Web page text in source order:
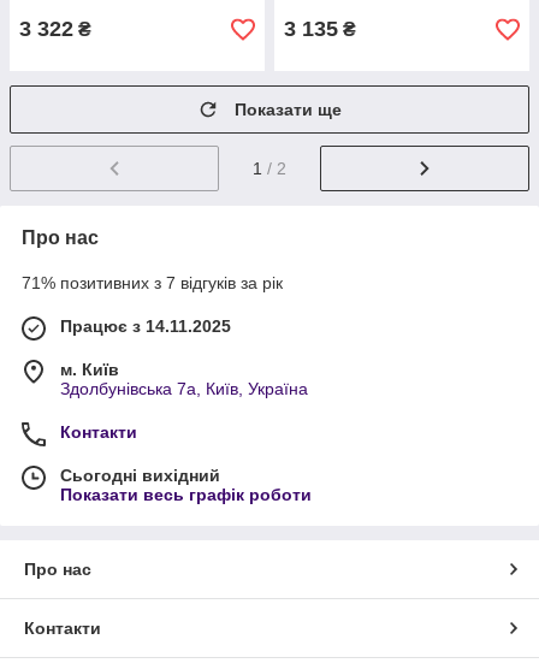
3 322 ₴ 3 135 ₴
Показати ще
1 / 2
Про нас
71% позитивних з 7 відгуків за рік
Працює з 14.11.2025
м. Київ
Здолбунівська 7а, Київ, Україна
Контакти
Сьогодні вихідний
Показати весь графік роботи
Про нас
Контакти